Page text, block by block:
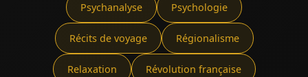
Psychanalyse Psychologie
Récits de voyage Régionalisme
Relaxation Révolution française